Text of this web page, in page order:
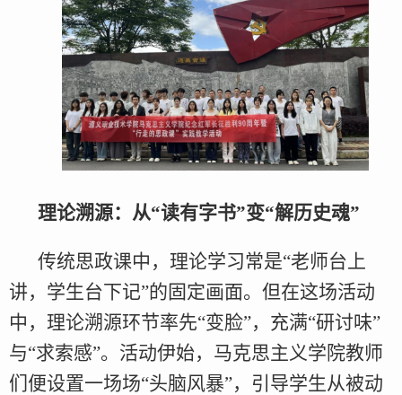
理论溯源：从“读有字书”变“解历史魂”
传统思政课中，理论学习常是“老师台上
讲，学生台下记”的固定画面。但在这场活动
中，理论溯源环节率先“变脸”，充满“研讨味”
与“求索感”。活动伊始，马克思主义学院教师
们便设置一场场“头脑风暴”，引导学生从被动